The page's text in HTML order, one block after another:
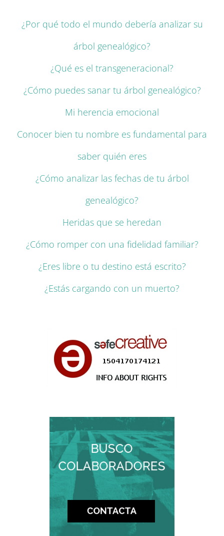
¿Por qué todo el mundo debería analizar su
árbol genealógico?
¿Qué es el transgeneracional?
¿Cómo puedes sanar tu árbol genealógico?
Mi herencia emocional
Conocer bien tu nombre es fundamental para
saber quién eres
¿Cómo analizar las fechas de tu árbol
genealógico?
Heridas que se heredan
¿Cómo romper con una fidelidad familiar?
¿Eres libre o tu destino está escrito?
¿Estás cargando con un muerto?